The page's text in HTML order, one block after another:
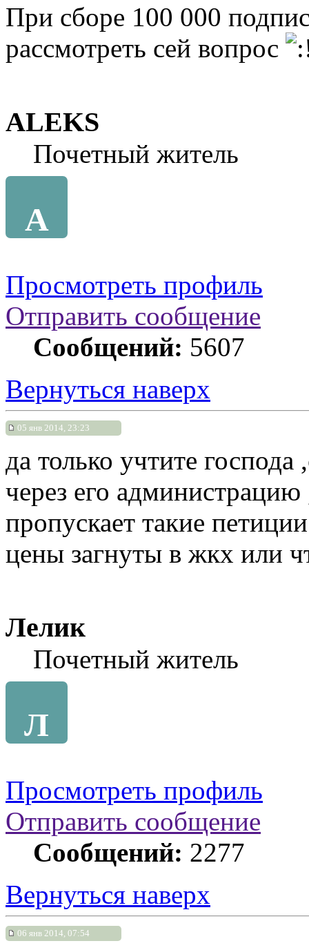
При сборе 100 000
раcсмотреть сей вопрос
ALEKS
Почетный житель
A
Просмотреть профиль
Отправить сообщение
Сообщений: 5607
Вернуться наверх
05 янв 2014, 23:23
да только учтите господа
через его администрацию
пропускает такие
цены загнуты в жкх или
Лелик
Почетный житель
Л
Просмотреть профиль
Отправить сообщение
Сообщений: 2277
Вернуться наверх
06 янв 2014, 07:54